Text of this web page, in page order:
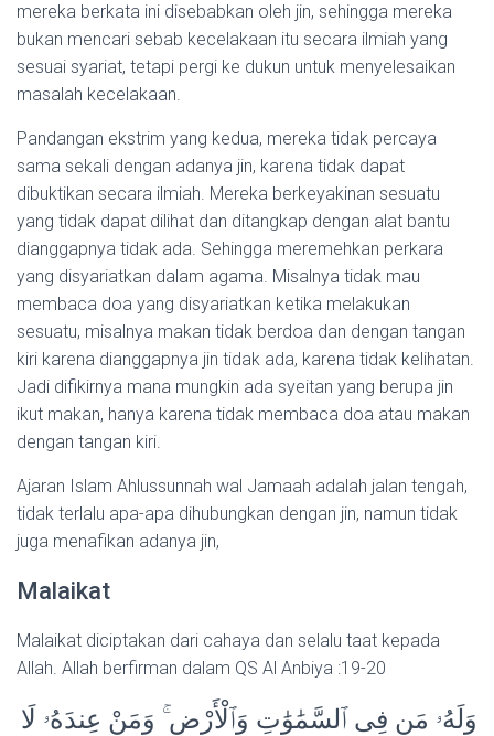
mereka berkata ini disebabkan oleh jin, sehingga mereka
bukan mencari sebab kecelakaan itu secara ilmiah yang
sesuai syariat, tetapi pergi ke dukun untuk menyelesaikan
masalah kecelakaan.
Pandangan ekstrim yang kedua, mereka tidak percaya
sama sekali dengan adanya jin, karena tidak dapat
dibuktikan secara ilmiah. Mereka berkeyakinan sesuatu
yang tidak dapat dilihat dan ditangkap dengan alat bantu
dianggapnya tidak ada. Sehingga meremehkan perkara
yang disyariatkan dalam agama. Misalnya tidak mau
membaca doa yang disyariatkan ketika melakukan
sesuatu, misalnya makan tidak berdoa dan dengan tangan
kiri karena dianggapnya jin tidak ada, karena tidak kelihatan.
Jadi difikirnya mana mungkin ada syeitan yang berupa jin
ikut makan, hanya karena tidak membaca doa atau makan
dengan tangan kiri.
Ajaran Islam Ahlussunnah wal Jamaah adalah jalan tengah,
tidak terlalu apa-apa dihubungkan dengan jin, namun tidak
juga menafikan adanya jin,
Malaikat
Malaikat diciptakan dari cahaya dan selalu taat kepada
Allah. Allah berfirman dalam QS Al Anbiya :19-20
وَلَهُۥ مَن فِى ٱلسَّمَٰوَٰتِ وَٱلْأَرْضِ ۚ وَمَنْ عِندَهُۥ لَا